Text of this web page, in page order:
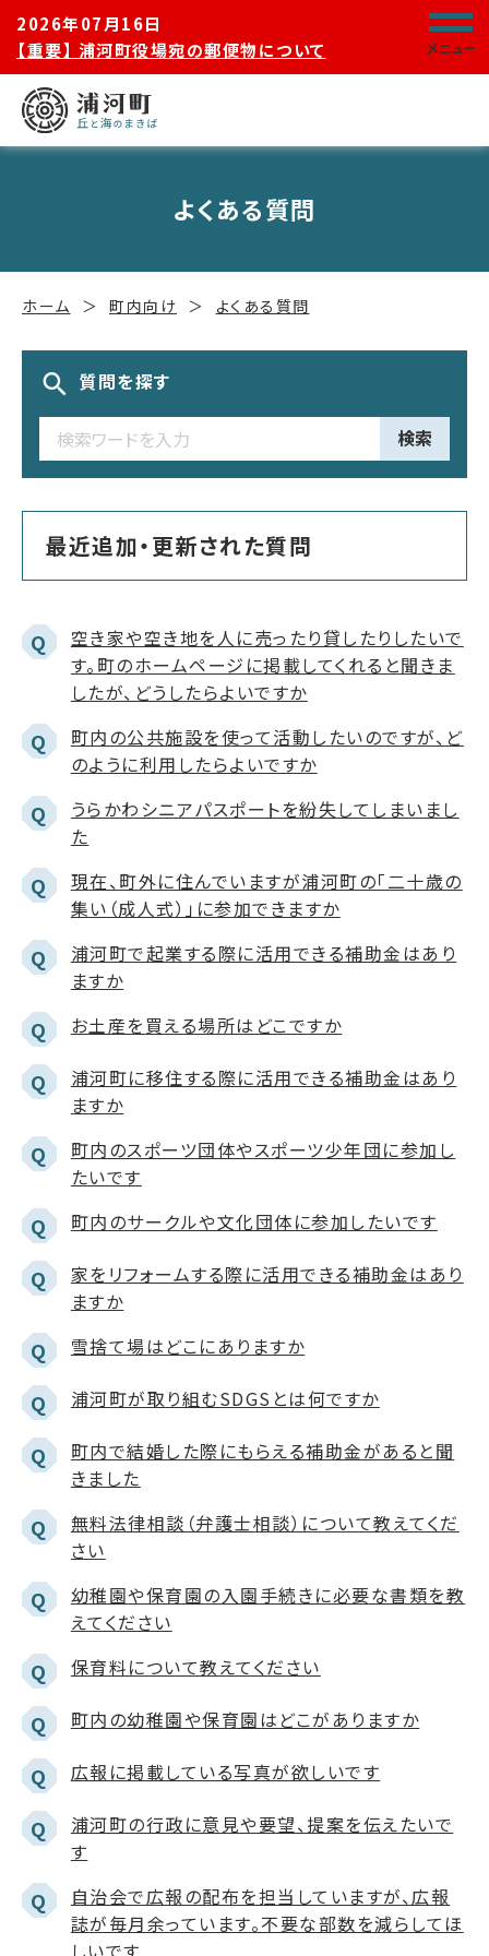
2026年07月16日
【重要】 浦河町役場宛の郵便物について
メニュー
よくある質問
ホーム 町内向け よくある質問
質問を探す
検索
最近追加・更新された質問
Q
空き家や空き地を人に売ったり貸したりしたいで
す。町のホームページに掲載してくれると聞きま
したが、どうしたらよいですか
Q
町内の公共施設を使って活動したいのですが、ど
のように利用したらよいですか
Q
うらかわシニアパスポートを紛失してしまいまし
た
Q
現在、町外に住んでいますが浦河町の「二十歳の
集い（成人式）」に参加できますか
Q
浦河町で起業する際に活用できる補助金はあり
ますか
Q お土産を買える場所はどこですか
Q
浦河町に移住する際に活用できる補助金はあり
ますか
Q
町内のスポーツ団体やスポーツ少年団に参加し
たいです
Q 町内のサークルや文化団体に参加したいです
Q
家をリフォームする際に活用できる補助金はあり
ますか
Q 雪捨て場はどこにありますか
Q 浦河町が取り組むSDGSとは何ですか
Q
町内で結婚した際にもらえる補助金があると聞
きました
Q
無料法律相談（弁護士相談）について教えてくだ
さい
Q
幼稚園や保育園の入園手続きに必要な書類を教
えてください
Q 保育料について教えてください
Q 町内の幼稚園や保育園はどこがありますか
Q 広報に掲載している写真が欲しいです
Q
浦河町の行政に意見や要望、提案を伝えたいで
す
Q
自治会で広報の配布を担当していますが、広報
誌が毎月余っています。不要な部数を減らしてほ
しいです